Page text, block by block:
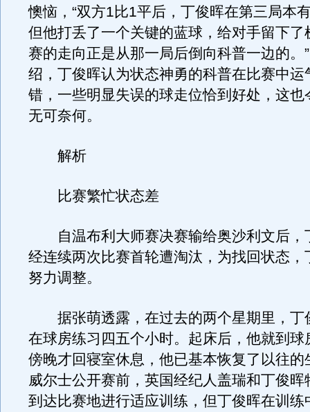
懊恼，“双方1比1平后，丁俊晖在第三局本
但他打丢了一个关键的蓝球，给对手留下了
赛的走向正是从那一局后倒向科普一边的。
绍，丁俊晖认为状态神勇的科普在比赛中运
错，一些明显失误的球走位恰到好处，这也
无可奈何。
解析
比赛繁忙状态差
自温布利大师赛决赛输给奥沙利文后，
经连续两次比赛首轮遭淘汰，为找回状态，
努力调整。
据张萌透露，在过去的两个星期里，丁
在球房练习四五个小时。起床后，他就到球
傍晚才回寝室休息，他已基本恢复了以往的
威尔士公开赛前，英国经纪人盖瑞和丁俊晖
到达比赛地进行适应训练，但丁俊晖在训练